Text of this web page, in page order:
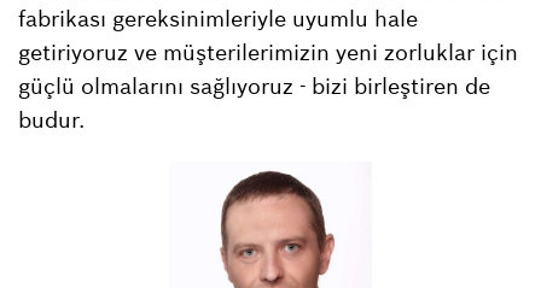
fabrikası gereksinimleriyle uyumlu hale
getiriyoruz ve müşterilerimizin yeni zorluklar için
güçlü olmalarını sağlıyoruz - bizi birleştiren de
budur.